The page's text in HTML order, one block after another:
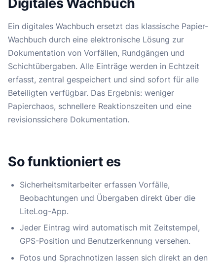
Ein digitales Wachbuch ersetzt das klassische Papier-
Wachbuch durch eine elektronische Lösung zur
Dokumentation von Vorfällen, Rundgängen und
Schichtübergaben. Alle Einträge werden in Echtzeit
erfasst, zentral gespeichert und sind sofort für alle
Beteiligten verfügbar. Das Ergebnis: weniger
Papierchaos, schnellere Reaktionszeiten und eine
revisionssichere Dokumentation.
So funktioniert es
Sicherheitsmitarbeiter erfassen Vorfälle,
Beobachtungen und Übergaben direkt über die
LiteLog-App.
Jeder Eintrag wird automatisch mit Zeitstempel,
GPS-Position und Benutzerkennung versehen.
Fotos und Sprachnotizen lassen sich direkt an den